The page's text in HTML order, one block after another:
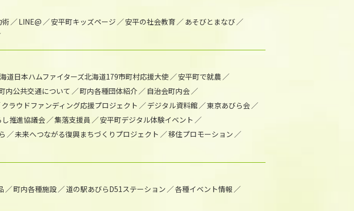
術 LINE@ 安平町キッズページ 安平の社会教育
あそびとまなび
道日本ハムファイターズ北海道179市町村応援大使
安平町で就農
内公共交通について 町内各種団体紹介
自治会町内会
クラウドファンディング応援プロジェクト デジタル資料館
東京あびら会
推進協議会 集落支援員
安平町デジタル体験イベント
未来へつながる復興まちづくりプロジェクト
移住プロモーション
町内各種施設 道の駅あびらD51ステーション
各種イベント情報